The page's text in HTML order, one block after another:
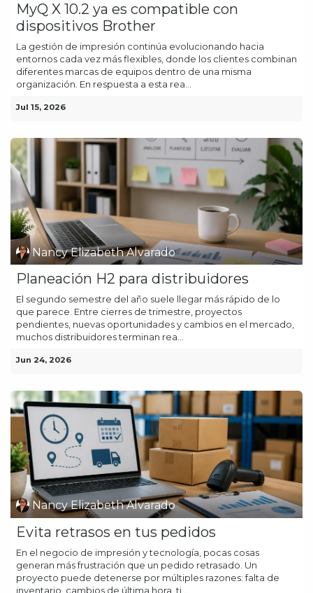
MyQ X 10.2 ya es compatible con
dispositivos Brother
La gestión de impresión continúa evolucionando hacia
entornos cada vez más flexibles, donde los clientes combinan
diferentes marcas de equipos dentro de una misma
organización. En respuesta a esta rea...
Jul 15, 2026
Nancy Elizabeth Alvarado
Planeación H2 para distribuidores
El segundo semestre del año suele llegar más rápido de lo
que parece. Entre cierres de trimestre, proyectos
pendientes, nuevas oportunidades y cambios en el mercado,
muchos distribuidores terminan rea...
Jun 24, 2026
Nancy Elizabeth Alvarado
Evita retrasos en tus pedidos
En el negocio de impresión y tecnología, pocas cosas
generan más frustración que un pedido retrasado. Un
proyecto puede detenerse por múltiples razones: falta de
inventario, cambios de última hora, ti...